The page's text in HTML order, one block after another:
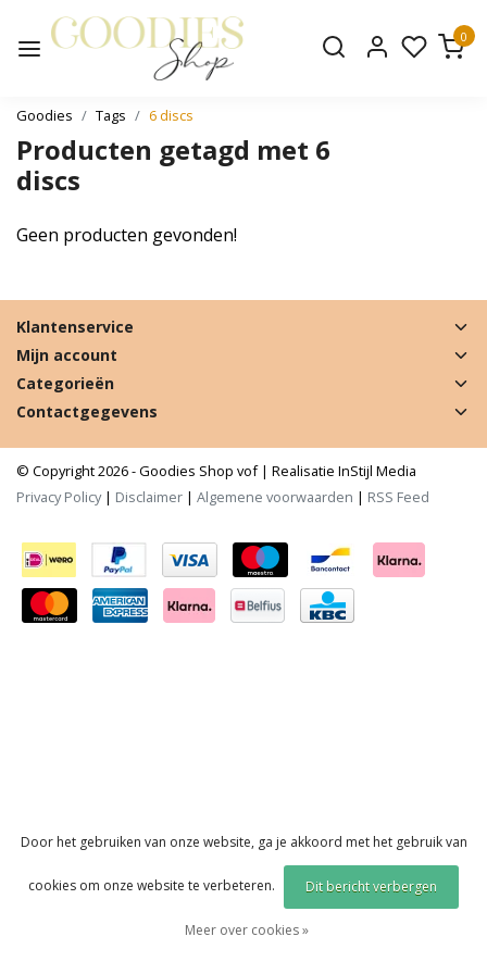
0
Goodies Tags 6 discs
Producten getagd met 6
discs
Geen producten gevonden!
Klantenservice
Mijn account
Categorieën
Contactgegevens
© Copyright 2026 - Goodies Shop vof | Realisatie InStijl Media
Privacy Policy| Disclaimer | Algemene voorwaarden | RSS Feed
Door het gebruiken van onze website, ga je akkoord met het gebruik van
cookies om onze website te verbeteren. Dit bericht verbergen
Meer over cookies »